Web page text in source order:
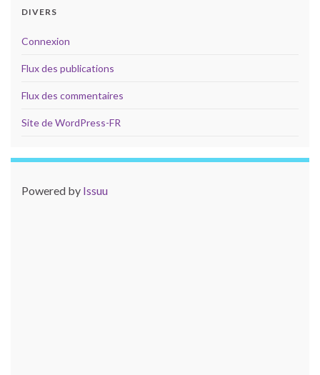
DIVERS
Connexion
Flux des publications
Flux des commentaires
Site de WordPress-FR
Powered by Issuu